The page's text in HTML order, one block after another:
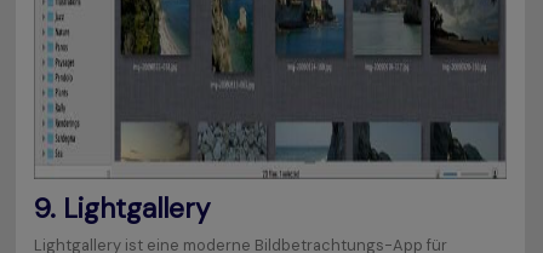
9. Lightgallery
Lightgallery ist eine moderne Bildbetrachtungs-App für